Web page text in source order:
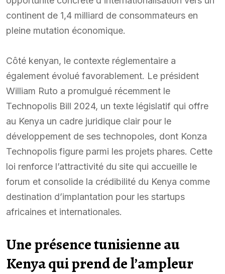
continent de 1,4 milliard de consommateurs en
pleine mutation économique.
Côté kenyan, le contexte réglementaire a
également évolué favorablement. Le président
William Ruto a promulgué récemment le
Technopolis Bill 2024, un texte législatif qui offre
au Kenya un cadre juridique clair pour le
développement de ses technopoles, dont Konza
Technopolis figure parmi les projets phares. Cette
loi renforce l’attractivité du site qui accueille le
forum et consolide la crédibilité du Kenya comme
destination d’implantation pour les startups
africaines et internationales.
Une présence tunisienne au
Kenya qui prend de l’ampleur